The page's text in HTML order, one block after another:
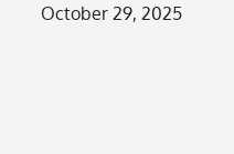
Posted
October 29, 2025